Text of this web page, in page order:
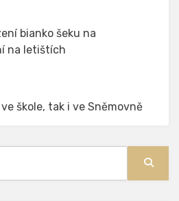
bianko šeku na
na letištích
škole, tak i ve Sněmovně